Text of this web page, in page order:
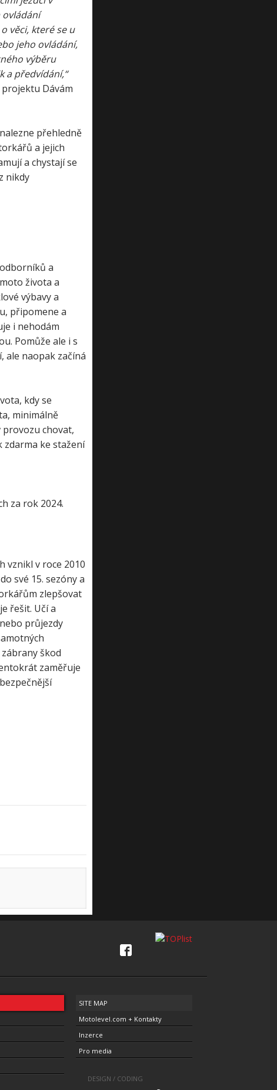
věci, které se u
jeho ovládání,
výběru
a předvídání,“
Dávám
přehledně
a jejich
a chystají se
nikdy
a
života a
výbavy a
připomene a
i nehodám
Pomůže ale i s
ale naopak začíná
kdy se
minimálně
provozu chovat,
zdarma ke stažení
za rok 2024.
vznikl v roce 2010
své 15. sezóny a
zlepšovat
řešit. Učí a
průjezdy
škod
zaměřuje
SITE MAP
Motolevel.com + Kontakty
Inzerce
Pro media
DESIGN / CODING